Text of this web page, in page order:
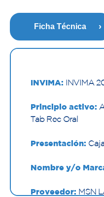
Ficha Técnica
INVIMA: INVIMA
Principio activo:
Tab Rec Oral
Presentación:
Nombre y/o
Proveedor: MSN